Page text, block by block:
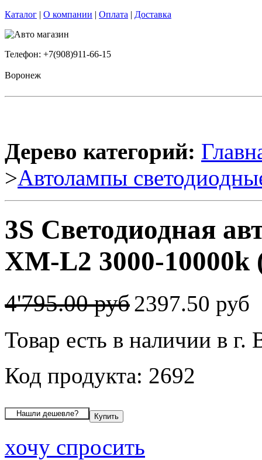
Каталог | О компании | Оплата | Доставка
Телефон: +7(908)911-66-15
Воронеж
Дерево категорий:
>Автолампы
3S Светодиодная
XM-L2 3000-10000k
4'795.00 руб2397.50 руб
Товар есть в наличии в г.
Код продукта: 2692
хочу спросить